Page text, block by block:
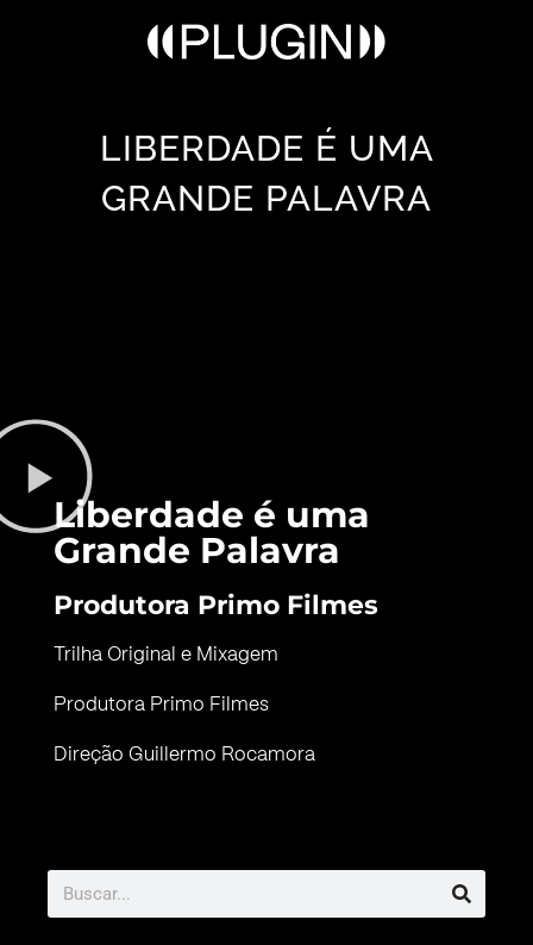
LIBERDADE É UMA
GRANDE PALAVRA
Liberdade é uma
Grande Palavra
Produtora Primo Filmes
Trilha Original e Mixagem
Produtora Primo Filmes
Direção Guillermo Rocamora